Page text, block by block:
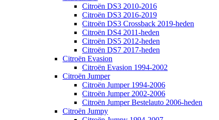
Citroën DS3 2010-2016
Citroën DS3 2016-2019
Citroën DS3 Crossback 2019-heden
Citroën DS4 2011-heden
Citroën DS5 2012-heden
Citroën DS7 2017-heden
Citroën Evasion
Citroën Evasion 1994-2002
Citroën Jumper
Citroën Jumper 1994-2006
Citroën Jumper 2002-2006
Citroën Jumper Bestelauto 2006-heden
Citroën Jumpy